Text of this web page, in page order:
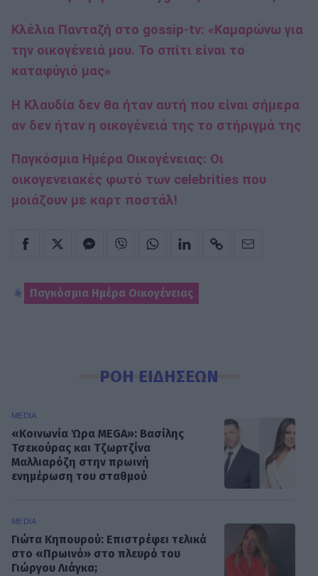
Κλέλια Πανταζή στο gossip-tv: «Καμαρώνω για
την οικογένειά μου. Το σπίτι είναι το
καταφύγιό μας»
Η Κλαυδία δεν θα ήταν αυτή που είναι σήμερα
αν δεν ήταν η οικογένειά της το στήριγμά της
Παγκόσμια Ημέρα Οικογένειας: Οι
οικογενειακές φωτό των celebrities που
μοιάζουν με καρτ ποστάλ!
Παγκόσμια Ημέρα Οικογένειας
ΡΟΗ ΕΙΔΗΣΕΩΝ
MEDIA
«Κοινωνία Ώρα MEGA»: Βασίλης
Τσεκούρας και Τζωρτζίνα
Μαλλιαρόζη στην πρωινή
ενημέρωση του σταθμού
MEDIA
Γιώτα Κηπουρού: Επιστρέφει τελικά
στο «Πρωινό» στο πλευρό του
Γιώργου Λιάγκα;